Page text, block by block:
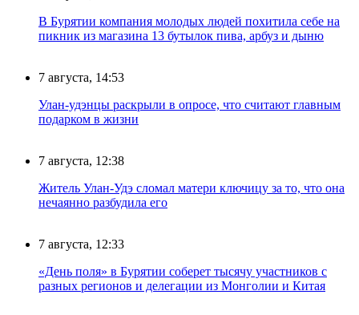
В Бурятии компания молодых людей похитила себе на
пикник из магазина 13 бутылок пива, арбуз и дыню
7 августа, 14:53
Улан-удэнцы раскрыли в опросе, что считают главным
подарком в жизни
7 августа, 12:38
Житель Улан-Удэ сломал матери ключицу за то, что она
нечаянно разбудила его
7 августа, 12:33
«День поля» в Бурятии соберет тысячу участников с
разных регионов и делегации из Монголии и Китая